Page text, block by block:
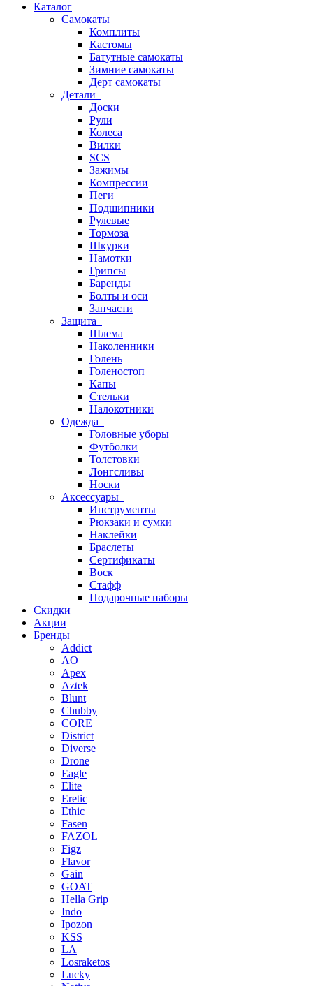
Каталог
Самокаты
Комплиты
Кастомы
Батутные самокаты
Зимние самокаты
Дерт самокаты
Детали
Доски
Рули
Колеса
Вилки
SCS
Зажимы
Компрессии
Пеги
Подшипники
Рулевые
Тормоза
Шкурки
Намотки
Грипсы
Баренды
Болты и оси
Запчасти
Защита
Шлема
Наколенники
Голень
Голеностоп
Капы
Стельки
Налокотники
Одежда
Головные уборы
Футболки
Толстовки
Лонгсливы
Носки
Аксессуары
Инструменты
Рюкзаки и сумки
Наклейки
Браслеты
Сертификаты
Воск
Стафф
Подарочные наборы
Скидки
Акции
Бренды
Addict
AO
Apex
Aztek
Blunt
Chubby
CORE
District
Diverse
Drone
Eagle
Elite
Eretic
Ethic
Fasen
FAZOL
Figz
Flavor
Gain
GOAT
Hella Grip
Indo
Ipozon
KSS
LA
Losraketos
Lucky